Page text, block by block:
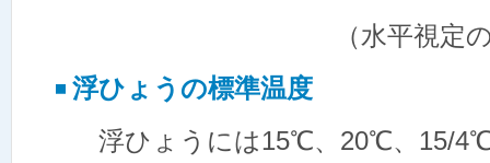
（水平視定の表記
浮ひょうの標準温度
浮ひょうには15℃、20℃、15/